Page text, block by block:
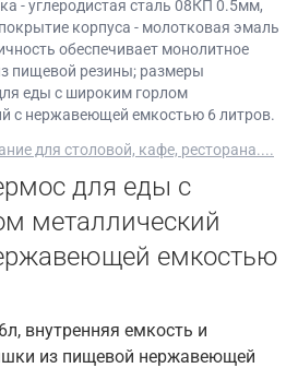
- углеродистая сталь 08КП 0.5мм,
корпуса - молотковая эмаль
обеспечивает монолитное
пищевой резины; размеры
еды с широким горлом
с нержавеющей емкостью 6 литров.
для столовой, кафе, ресторана....
для еды с
металлический
емкостью
внутренняя емкость и
из пищевой нержавеющей